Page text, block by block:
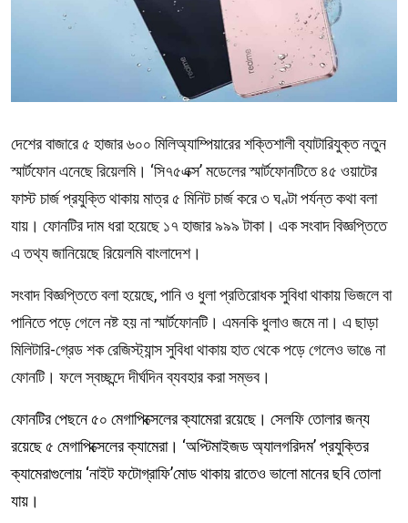
দেশের বাজারে ৫ হাজার ৬০০ মিলিঅ্যাম্পিয়ারের শক্তিশালী ব্যাটারিযুক্ত নতুন
স্মার্টফোন এনেছে রিয়েলমি। ‘সি৭৫এক্স’ মডেলের স্মার্টফোনটিতে ৪৫ ওয়াটের
ফাস্ট চার্জ প্রযুক্তি থাকায় মাত্র ৫ মিনিট চার্জ করে ৩ ঘণ্টা পর্যন্ত কথা বলা
যায়। ফোনটির দাম ধরা হয়েছে ১৭ হাজার ৯৯৯ টাকা। এক সংবাদ বিজ্ঞপ্তিতে
এ তথ্য জানিয়েছে রিয়েলমি বাংলাদেশ।
সংবাদ বিজ্ঞপ্তিতে বলা হয়েছে, পানি ও ধুলা প্রতিরোধক সুবিধা থাকায় ভিজলে বা
পানিতে পড়ে গেলে নষ্ট হয় না স্মার্টফোনটি। এমনকি ধুলাও জমে না। এ ছাড়া
মিলিটারি-গ্রেড শক রেজিস্ট্যান্স সুবিধা থাকায় হাত থেকে পড়ে গেলেও ভাঙে না
ফোনটি। ফলে স্বচ্ছন্দে দীর্ঘদিন ব্যবহার করা সম্ভব।
ফোনটির পেছনে ৫০ মেগাপিক্সেলের ক্যামেরা রয়েছে। সেলফি তোলার জন্য
রয়েছে ৫ মেগাপিক্সেলের ক্যামেরা। ‘অপ্টিমাইজড অ্যালগরিদম’ প্রযুক্তির
ক্যামেরাগুলোয় ‘নাইট ফটোগ্রাফি’মোড থাকায় রাতেও ভালো মানের ছবি তোলা
যায়।